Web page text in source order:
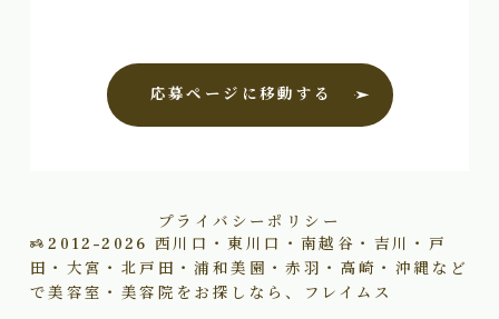
応募ページに移動する
プライバシーポリシー
2012–2026 西川口・東川口・南越谷・吉川・戸
田・大宮・北戸田・浦和美園・赤羽・高崎・沖縄など
で美容室・美容院をお探しなら、フレイムス